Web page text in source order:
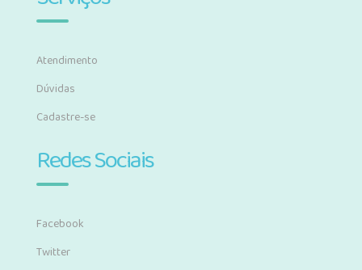
Atendimento
Dúvidas
Cadastre-se
Redes Sociais
Facebook
Twitter